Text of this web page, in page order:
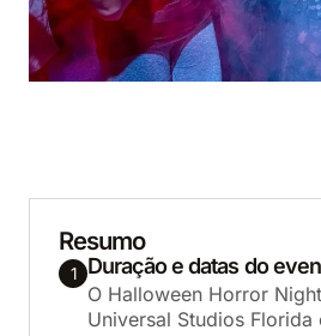
Resumo
1 Duração e datas do
O Halloween Horror
Universal Studios